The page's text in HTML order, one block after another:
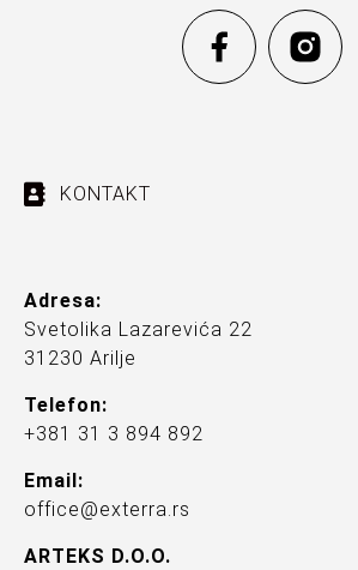
KONTAKT
Adresa:
Svetolika Lazarevića 22
31230 Arilje
Telefon:
+381 31 3 894 892
Email:
office@exterra.rs
ARTEKS D.O.O.